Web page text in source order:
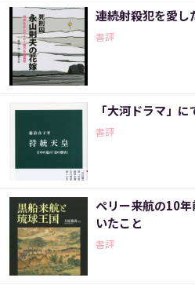
連続射殺犯を愛し
書評
「大河ドラマ」
書評
ペリー来航の10
いたこと
書評